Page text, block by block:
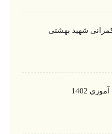
شهید بهشتی
1402